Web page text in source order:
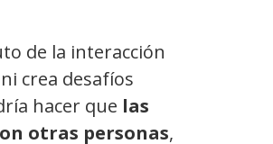
de la interacción
crea desafíos
hacer que las
otras personas,